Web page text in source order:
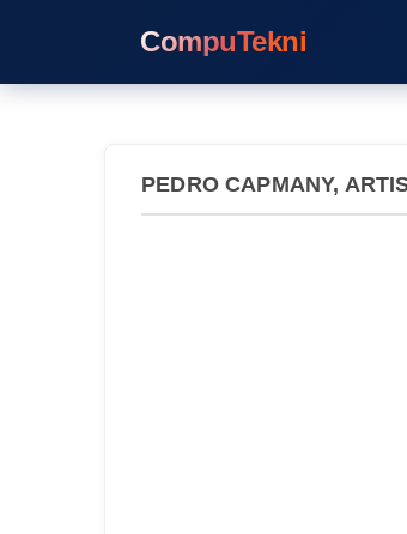
CompuTekni
PEDRO CAPMANY,